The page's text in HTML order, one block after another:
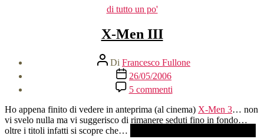
Categorie
di tutto un po'
X-Men III
Autore
articolo
Di Francesco Fullone
Data
dell'articolo
26/05/2006
5 commentisu
X-
Men
III
Ho appena finito di vedere in anteprima (al cinema) X-Men 3… non
vi svelo nulla ma vi suggerisco di rimanere seduti fino in fondo…
oltre i titoli infatti si scopre che…